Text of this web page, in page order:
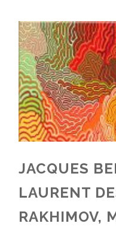
JACQUES
LAURENT
RAKHIMOV,